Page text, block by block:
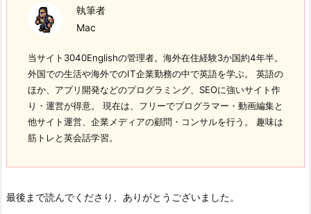
執筆者
Mac
当サイト3040Englishの管理者。海外在住経験3か国約4年半。
外国での生活や海外でのIT企業勤務の中で英語を学ぶ。 英語の
ほか、アプリ開発などのプログラミング、SEOに強いサイト作
り・運営が得意。 現在は、フリーでプログラマー・動画編集と
他サイト運営、企業メディアの顧問・コンサルを行う。 趣味は
筋トレと英会話学習。
最後まで読んでくださり、ありがとうございました。